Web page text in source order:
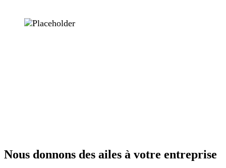
Nous donnons des ailes à votre entreprise